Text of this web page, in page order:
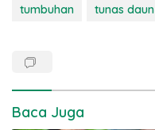
tumbuhan
tunas daun
Baca Juga